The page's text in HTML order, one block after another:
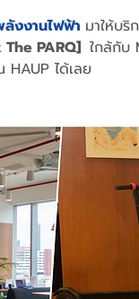
งงานไฟฟ้า มาให้บ
The PARQ] ใกล้กับ
ได้เลย